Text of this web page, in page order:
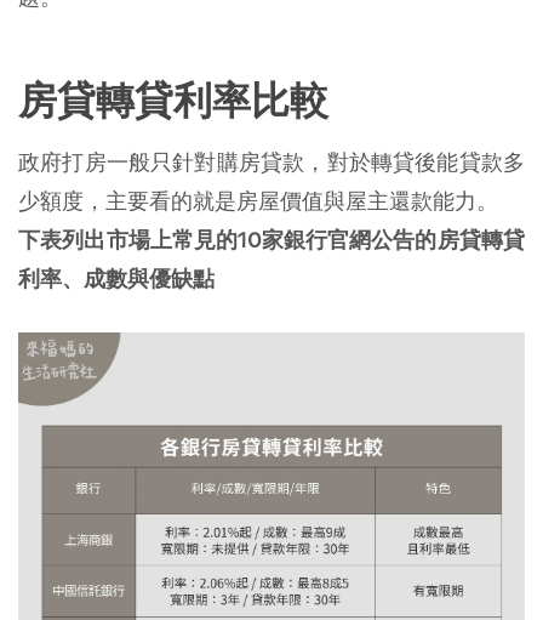
房貸轉貸利率比較
政府打房一般只針對購房貸款，對於轉貸後能貸款多
少額度，主要看的就是房屋價值與屋主還款能力。
下表列出市場上常見的10家銀行官網公告的房貸轉貸
利率、成數與優缺點